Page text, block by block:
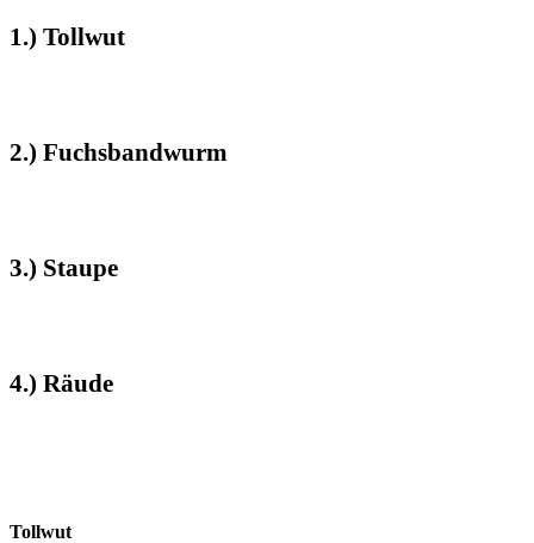
1.) Tollwut
2.) Fuchsbandwurm
3.) Staupe
4.) Räude
Tollwut